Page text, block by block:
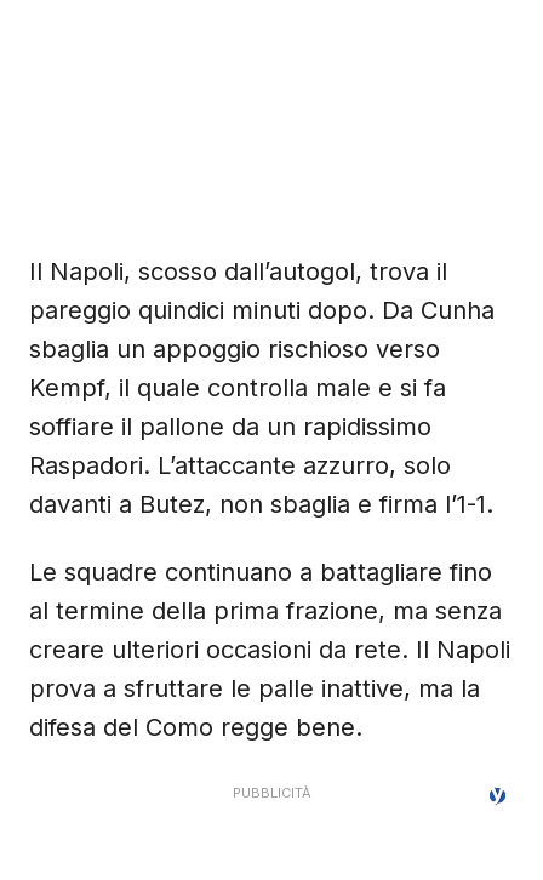
Il Napoli, scosso dall’autogol, trova il
pareggio quindici minuti dopo. Da Cunha
sbaglia un appoggio rischioso verso
Kempf, il quale controlla male e si fa
soffiare il pallone da un rapidissimo
Raspadori. L’attaccante azzurro, solo
davanti a Butez, non sbaglia e firma l’1-1.
Le squadre continuano a battagliare fino
al termine della prima frazione, ma senza
creare ulteriori occasioni da rete. Il Napoli
prova a sfruttare le palle inattive, ma la
difesa del Como regge bene.